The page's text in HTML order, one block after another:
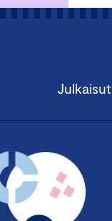
Julkaisut